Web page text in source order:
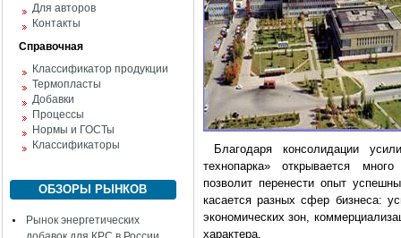
Для авторов
Контакты
Справочная
Классификатор продукции
Термопласты
Добавки
Процессы
Нормы и ГОСТы
Классификаторы
ОБЗОРЫ РЫНКОВ
Рынок энергетических
Благодаря консолидации
технопарка» открывается
позволит перенести опыт
касается разных сфер бизнеса:
экономических зон,
характера.